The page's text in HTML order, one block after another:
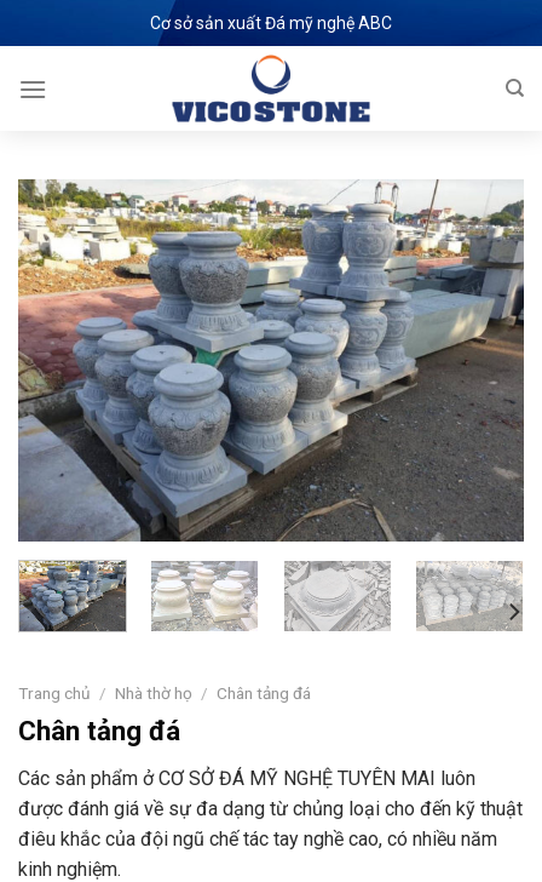
to
Cơ sở sản xuất Đá mỹ nghệ ABC
Trang chủ / Nhà thờ họ / Chân tảng đá
Chân tảng đá
Các sản phẩm ở CƠ SỞ ĐÁ MỸ NGHỆ TUYÊN MAI luôn
được đánh giá về sự đa dạng từ chủng loại cho đến kỹ thuật
điêu khắc của đội ngũ chế tác tay nghề cao, có nhiều năm
kinh nghiệm.